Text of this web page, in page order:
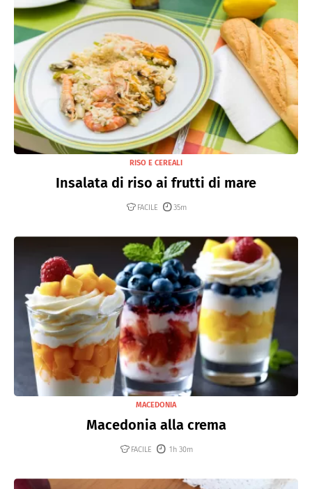
RISO E CEREALI
Insalata di riso ai frutti di mare
FACILE 35m
MACEDONIA
Macedonia alla crema
FACILE 1h 30m